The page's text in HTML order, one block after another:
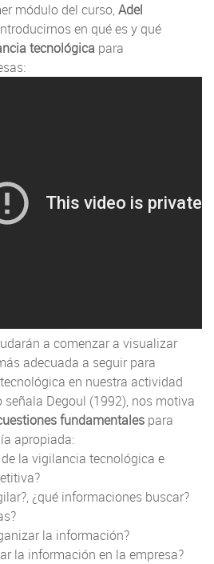
módulo del curso, Adel
en qué es y qué
tecnológica para
a comenzar a visualizar
adecuada a seguir para
en nuestra actividad
Degoul (1992), nos motiva
fundamentales para
apropiada:
la vigilancia tecnológica e
¿qué informaciones buscar?
la información?
la información en la empresa?